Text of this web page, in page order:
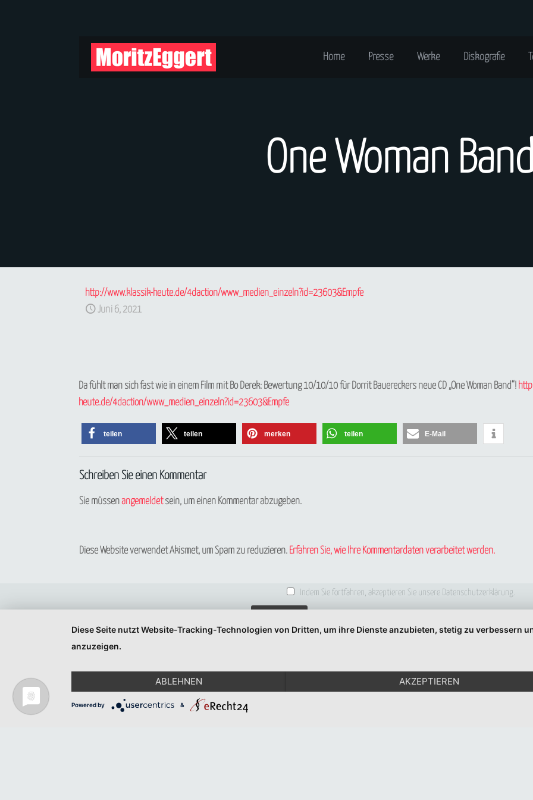
Home Presse Werke Diskografie
One Woman Band
http://www.klassik-heute.de/4daction/www_medien_einzeln?id=23603&Empfe
Juni 6, 2021
Da fühlt man sich fast wie in einem Film mit Bo Derek: Bewertung 10/10/10 für Dorrit Bauereckers neue CD „One Woman Band“!
heute.de/4daction/www_medien_einzeln?id=23603&Empfe
teilen teilen merken teilen E-Mail
Schreiben Sie einen Kommentar
Sie müssenangemeldetsein, um einen Kommentar abzugeben.
Diese Website verwendet Akismet, um Spam zu reduzieren. Erfahren Sie, wie Ihre Kommentardaten verarbeitet werden.
Email
Indem Sie fortfahren, akzeptieren Sie unsere Datenschutzerklärung.
Diese Seite nutzt Website-Tracking-Technologien von Dritten, um ihre Dienste anzubieten, stetig zu verbessern
anzuzeigen.
ABLEHNEN AKZEPTIEREN
Powered by &